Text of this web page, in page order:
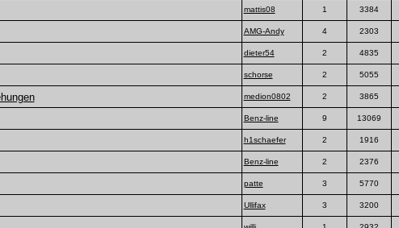
mattis08 1 3384
AMG-Andy 4 2303
dieter54 2 4835
schorse 2 5055
medion0802 2 3865
Benz-line 9 13069
h1schaefer 2 1916
Benz-line 2 2376
patte 3 5770
Ullifax 3 3200